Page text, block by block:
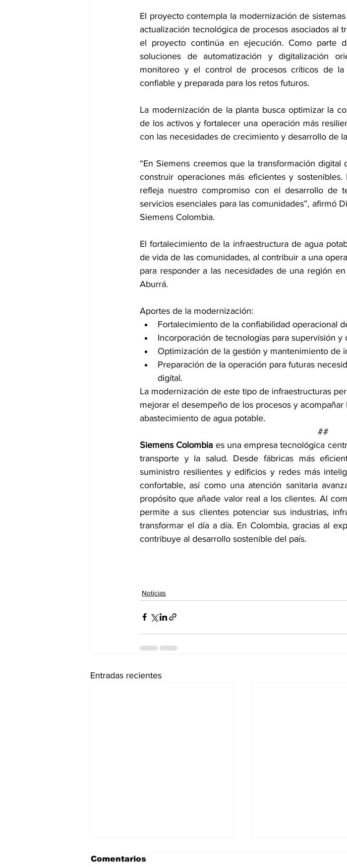
El proyecto contempla la modernización de
actualización tecnológica de procesos asociados al
el proyecto continúa en ejecución. Como parte
soluciones de automatización y digitalización
monitoreo y el control de procesos críticos de
confiable y preparada para los retos futuros.
La modernización de la planta busca optimizar la
de los activos y fortalecer una operación más
con las necesidades de crecimiento y desarrollo de
“En Siemens creemos que la transformación
construir operaciones más eficientes y
refleja nuestro compromiso con el desarrollo de
servicios esenciales para las comunidades”, afirmó
Siemens Colombia.
El fortalecimiento de la infraestructura de agua
de vida de las comunidades, al contribuir a una
para responder a las necesidades de una región
Aburrá.
Aportes de la modernización:
Fortalecimiento de la confiabilidad operacional
Incorporación de tecnologías para supervisión y
Optimización de la gestión y mantenimiento de
Preparación de la operación para futuras
digital.
La modernización de este tipo de infraestructuras
mejorar el desempeño de los procesos y acompañar
abastecimiento de agua potable.
##
Siemens Colombia es una empresa tecnológica
transporte y la salud. Desde fábricas más
suministro resilientes y edificios y redes más
confortable, así como una atención sanitaria
propósito que añade valor real a los clientes. Al
permite a sus clientes potenciar sus industrias,
transformar el día a día. En Colombia, gracias al
contribuye al desarrollo sostenible del país.
Noticias
Entradas recientes
Comentarios